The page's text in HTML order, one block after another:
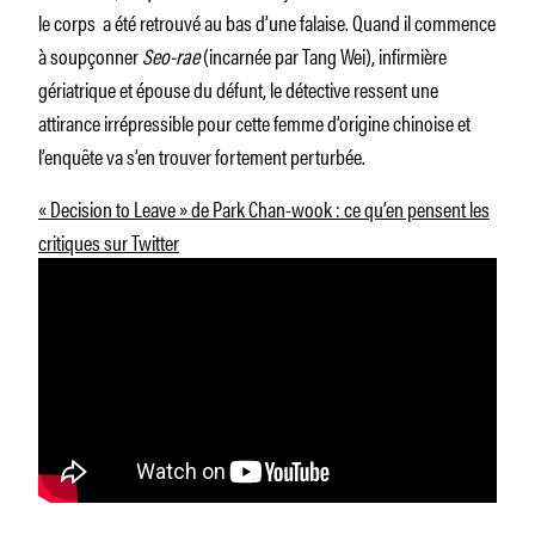
le corps a été retrouvé au bas d’une falaise. Quand il commence
à soupçonnerSeo-rae(incarnée par Tang Wei), infirmière
gériatrique et épouse du défunt, le détective ressent une
attirance irrépressible pour cette femme d’origine chinoise et
l’enquête va s’en trouver fortement perturbée.
« Decision to Leave » de Park Chan-wook : ce qu’en pensent les
critiques sur Twitter